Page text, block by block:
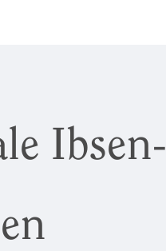
Ibsen-